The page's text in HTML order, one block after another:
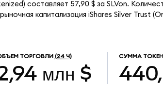
составляет 57,90 $ за SLVon.
капитализация iShares Silver Trust
ТОРГОВЛИ (24 Ч)
млн $
СУММА